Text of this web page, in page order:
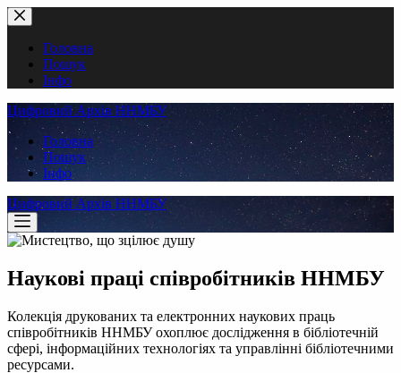
Перейти
до
вмістуГоловна
Пошук
Інфо
Цифровий Архів ННМБУ
Головна
Пошук
Інфо
Цифровий Архів ННМБУ
Наукові праці співробітників ННМБУ
Колекція друкованих та електронних наукових праць
співробітників ННМБУ охоплює дослідження в бібліотечній
сфері, інформаційних технологіях та управлінні бібліотечними
ресурсами.